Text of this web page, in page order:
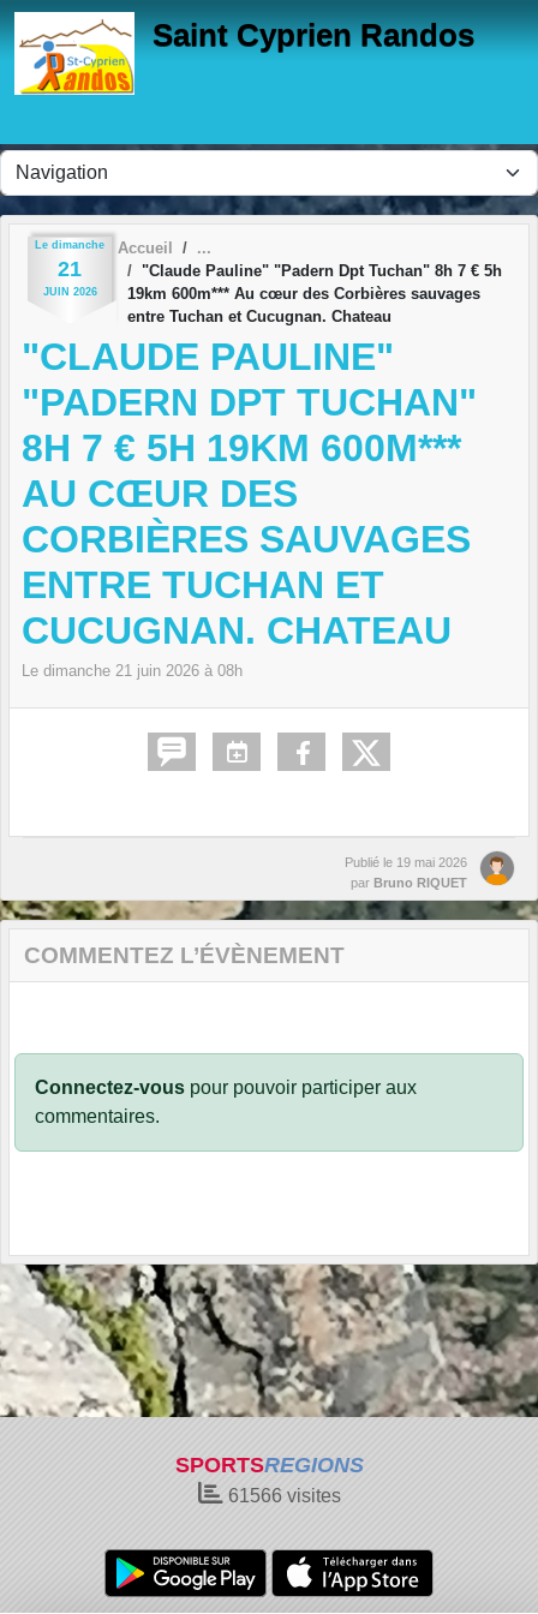
Saint Cyprien Randos
Le dimanche
21
JUIN 2026
Accueil
"Claude Pauline" "Padern Dpt Tuchan" 8h 7 € 5h
19km 600m*** Au cœur des Corbières sauvages
entre Tuchan et Cucugnan. Chateau
"CLAUDE PAULINE"
"PADERN DPT TUCHAN"
8H 7 € 5H 19KM 600M***
AU CŒUR DES
CORBIÈRES SAUVAGES
ENTRE TUCHAN ET
CUCUGNAN. CHATEAU
Le dimanche 21 juin 2026 à 08h
Publié le 19 mai 2026
par Bruno RIQUET
COMMENTEZ L’ÉVÈNEMENT
Connectez-vous pour pouvoir participer aux
commentaires.
SPORTSREGIONS
61566visites
Panneau de gestion des cookies